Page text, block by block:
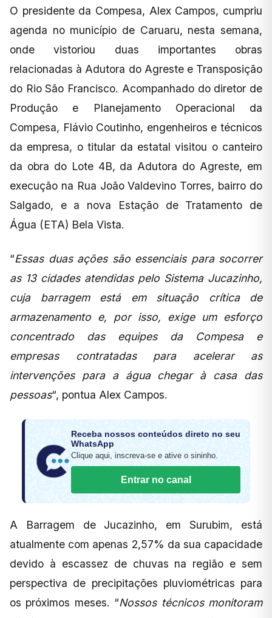
O presidente da Compesa, Alex Campos, cumpriu
agenda no município de Caruaru, nesta semana,
onde vistoriou duas importantes obras
relacionadas à Adutora do Agreste e Transposição
do Rio São Francisco. Acompanhado do diretor de
Produção e Planejamento Operacional da
Compesa, Flávio Coutinho, engenheiros e técnicos
da empresa, o titular da estatal visitou o canteiro
da obra do Lote 4B, da Adutora do Agreste, em
execução na Rua João Valdevino Torres, bairro do
Salgado, e a nova Estação de Tratamento de
Água (ETA) Bela Vista.
“Essas duas ações são essenciais para socorrer
as 13 cidades atendidas pelo Sistema Jucazinho,
cuja barragem está em situação crítica de
armazenamento e, por isso, exige um esforço
concentrado das equipes da Compesa e
empresas contratadas para acelerar as
intervenções para a água chegar à casa das
pessoas“, pontua Alex Campos.
Receba nossos conteúdos direto no seu
WhatsApp
Clique aqui, inscreva-se e ative o sininho.
Entrar no canal
A Barragem de Jucazinho, em Surubim, está
atualmente com apenas 2,57% da sua capacidade
devido à escassez de chuvas na região e sem
perspectiva de precipitações pluviométricas para
os próximos meses. “Nossos técnicos monitoram